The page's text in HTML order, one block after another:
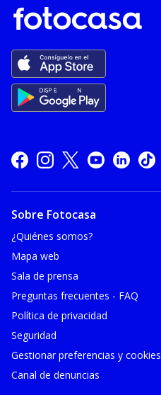
Sobre Fotocasa
¿Quiénes somos?
Mapa web
Sala de prensa
Preguntas frecuentes - FAQ
Política de privacidad
Seguridad
Gestionar preferencias y cookies
Canal de denuncias